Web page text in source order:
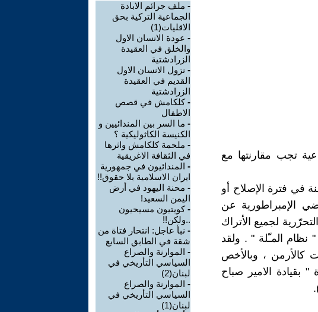
تجب مقارنتها مع
في فترة الإصلاح أو
الإمبراطورية عن
لجميع الأتراك
نظام المـّلة " . ولقد
كالأرمن ، وبالأخص
بقيادة الامير صباح
- ملف جرائم الابادة
الجماعية التركية بحق
الاقليات(1)
- عودة الانسان الاول
والخلق في العقيدة
الزرادشتية
- نزول الانسان الاول
القديم في العقيدة
الزرادشتية
-كلكامش في قصص
الاطفال
- ما السر بين المندائيين و
الكنيسة الكاثوليكية ؟
- ملحمة كلكامش واثرها
في الثقافة الاغريقية
- المندائيون في جمهورية
ايران الاسلامية بلا حقوق!!
- محنة اليهود في أرض
اليمن السعيد!
-كويتيون مسيحيون
..ولكن!!
- نبأ عاجل: انتحار فتاة من
شقة في الطابق السابع
- الموارنة والصراع
السياسي التأريخي في
لبنان(2)
- الموارنة والصراع
السياسي التأريخي في
لبنان(1)